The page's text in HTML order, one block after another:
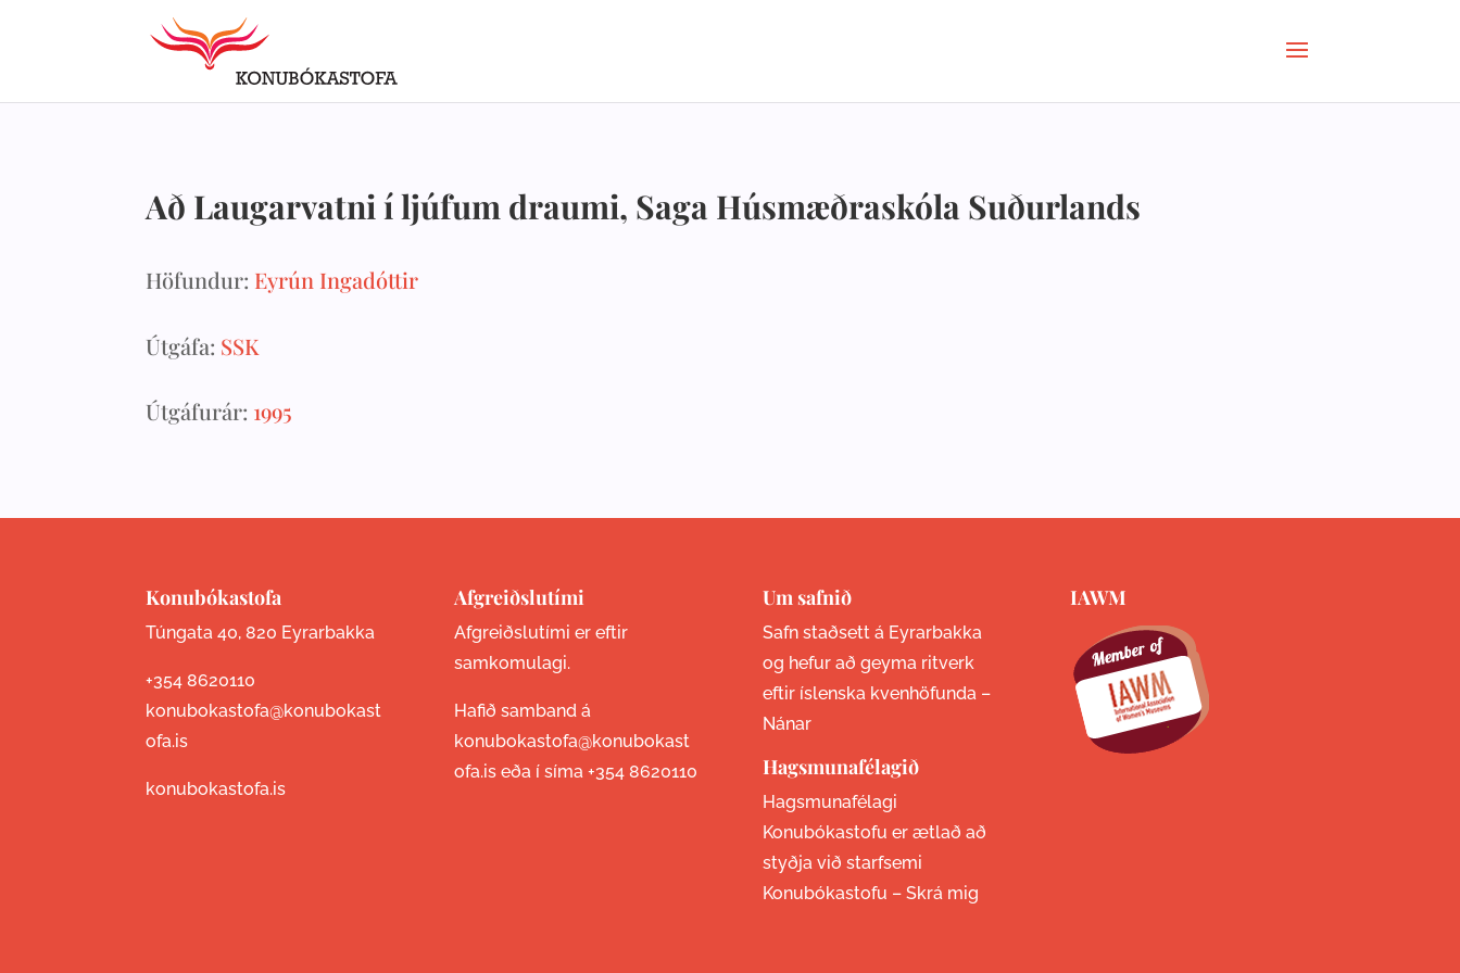
Að Laugarvatni í ljúfum draumi, Saga Húsmæðraskóla Suðurlands
Höfundur: Eyrún Ingadóttir
Útgáfa: SSK
Útgáfurár: 1995
Konubókastofa
Túngata 40, 820 Eyrarbakka
+354 8620110
konubokastofa@konubokast
ofa.is
konubokastofa.is
Afgreiðslutími
Afgreiðslutími er eftir
samkomulagi.
Hafið samband á
konubokastofa@konubokast
ofa.is eða í síma +354 8620110
Um safnið
Safn staðsett á Eyrarbakka
og hefur að geyma ritverk
eftir íslenska kvenhöfunda –
Nánar
Hagsmunafélagið
Hagsmunafélagi
Konubókastofu er ætlað að
styðja við starfsemi
Konubókastofu – Skrá mig
IAWM